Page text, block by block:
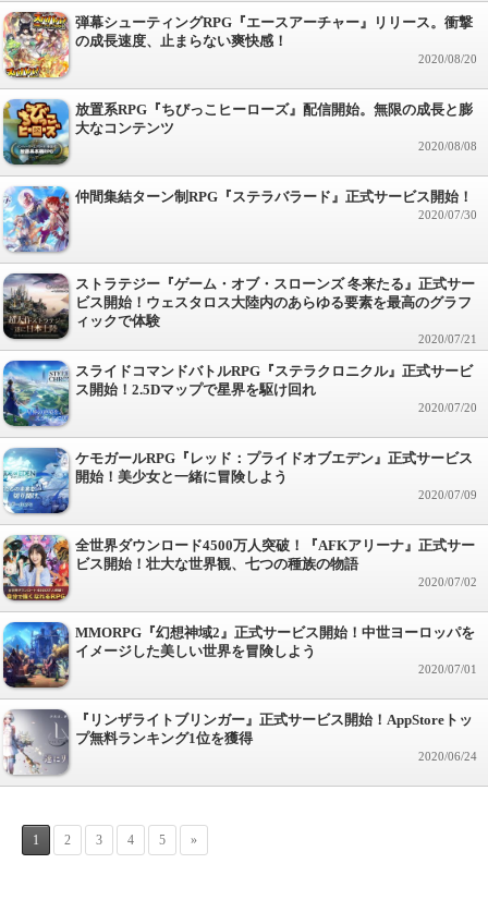
弾幕シューティングRPG『エースアーチャー』リリース。衝撃
の成長速度、止まらない爽快感！
2020/08/20
放置系RPG『ちびっこヒーローズ』配信開始。無限の成長と膨
大なコンテンツ
2020/08/08
仲間集結ターン制RPG『ステラバラード』正式サービス開始！
2020/07/30
ストラテジー『ゲーム・オブ・スローンズ 冬来たる』正式サー
ビス開始！ウェスタロス大陸内のあらゆる要素を最高のグラフ
ィックで体験
2020/07/21
スライドコマンドバトルRPG『ステラクロニクル』正式サービ
ス開始！2.5Dマップで星界を駆け回れ
2020/07/20
ケモガールRPG『レッド：プライドオブエデン』正式サービス
開始！美少女と一緒に冒険しよう
2020/07/09
全世界ダウンロード4500万人突破！『AFKアリーナ』正式サー
ビス開始！壮大な世界観、七つの種族の物語
2020/07/02
MMORPG『幻想神域2』正式サービス開始！中世ヨーロッパを
イメージした美しい世界を冒険しよう
2020/07/01
『リンザライトブリンガー』正式サービス開始！AppStoreトッ
プ無料ランキング1位を獲得
2020/06/24
1 2 3 4 5 »